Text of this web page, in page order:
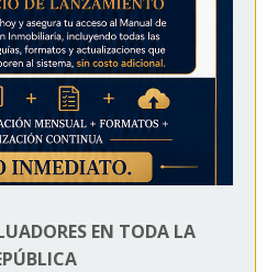
EN TODA LA